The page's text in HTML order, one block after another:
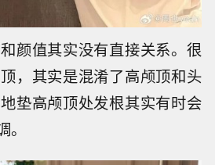
颜值其实没有直接关系。很
，其实是混淆了高颅顶和头
垫高颅顶处发根其实有时会